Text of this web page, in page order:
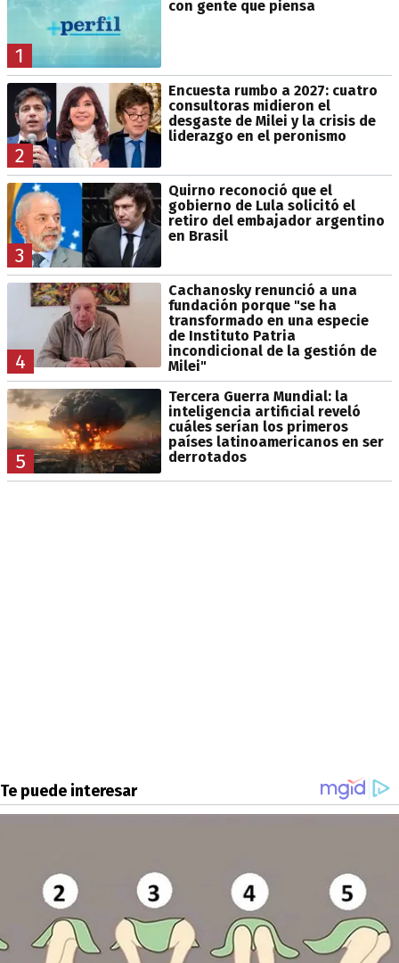
1
con gente que piensa
2
Encuesta rumbo a 2027: cuatro
consultoras midieron el
desgaste de Milei y la crisis de
liderazgo en el peronismo
3
Quirno reconoció que el
gobierno de Lula solicitó el
retiro del embajador argentino
en Brasil
4
Cachanosky renunció a una
fundación porque "se ha
transformado en una especie
de Instituto Patria
incondicional de la gestión de
Milei"
5
Tercera Guerra Mundial: la
inteligencia artificial reveló
cuáles serían los primeros
países latinoamericanos en ser
derrotados